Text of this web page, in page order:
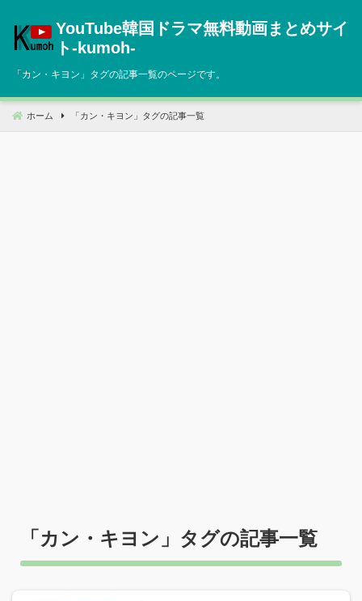
へ
動
YouTube韓国ドラマ無料動画まとめサイ
ト‐kumoh‐
「カン・キヨン 」タグの記事一覧のページです。
ホーム 「 カン・キヨン 」タグの記事一覧
「カン・キヨン 」タグの記事一覧